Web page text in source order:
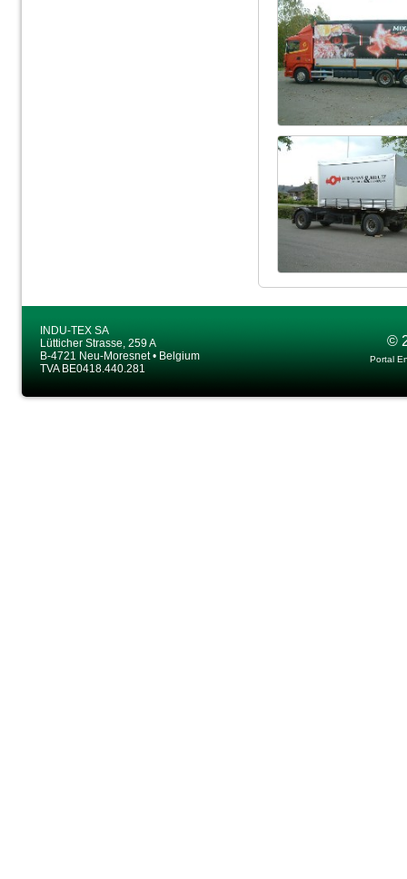
INDU-TEX SA
Lütticher Strasse, 259 A
B-4721 Neu-Moresnet • Belgium
TVA BE0418.440.281
©
Portal